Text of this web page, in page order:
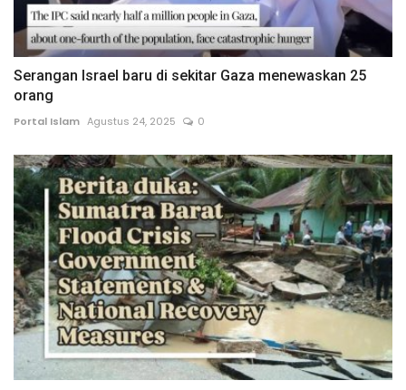
Serangan Israel baru di sekitar Gaza menewaskan 25
orang
Portal Islam Agustus 24, 2025 0